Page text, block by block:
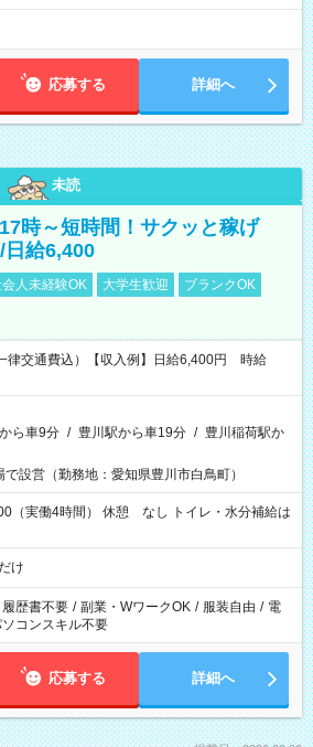
季、年末年始等、長期休暇有り！） ・ワンシ
ナシ（0～5h/月）
応募する 詳細へ
未読
時～短時間！サクッと稼げ
日給6,400
人未経験OK 大学生歓迎
ブランクOK
律交通費込）【収入例】日給6,400円 時給
ら車9分 / 豊川駅から車19分 / 豊川稲荷駅か
で設営（勤務地：愛知県豊川市白鳥町）
休憩 なし トイレ・水分補給は
け
履歴書不要 / 副業・WワークOK / 服装自由 / 電
コンスキル不要
応募する 詳細へ